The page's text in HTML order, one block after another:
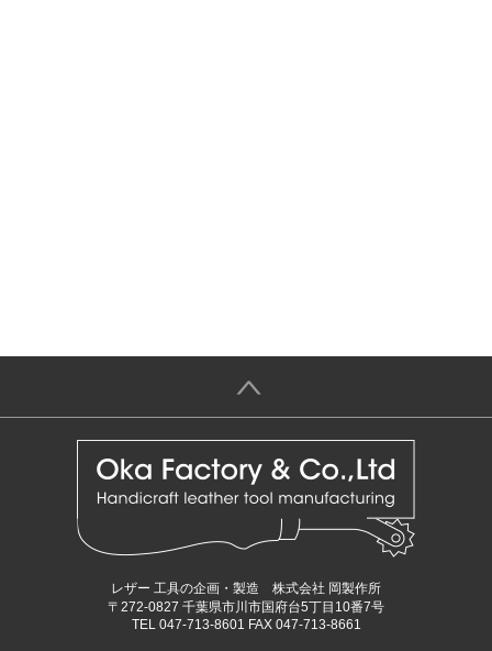
＞
レザー 工具の企画・製造 株式会社 岡製作所
〒272-0827 千葉県市川市国府台5丁目10番7号
TEL 047-713-8601 FAX 047-713-8661